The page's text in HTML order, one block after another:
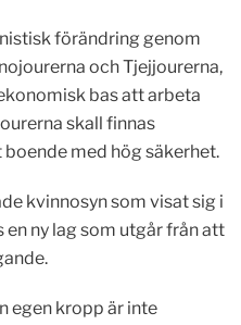
förändring genom
och Tjejjourerna,
bas att arbeta
skall finnas
med hög säkerhet.
kvinnosyn som visat sig i
ny lag som utgår från att
egen kropp är inte